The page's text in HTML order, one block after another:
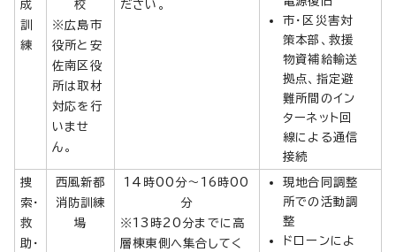
成
訓
練
校
※広島市
役所と安
佐南区役
所は取材
対応を行
いませ
ん。
ださい。
市・区災害対
策本部、救援
物資補給輸送
拠点、指定避
難所間のイン
ターネット回
線による通信
接続
捜
索・
救
助・
西風新都
消防訓練
場
14時00分～16時00
分
※13時20分までに高
層棟東側へ集合してく
現地合同調整
所での活動調
整
ドローンによ